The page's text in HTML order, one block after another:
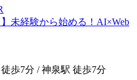
未経験から始める！AI×Web
歩7分 / 神泉駅 徒歩7分